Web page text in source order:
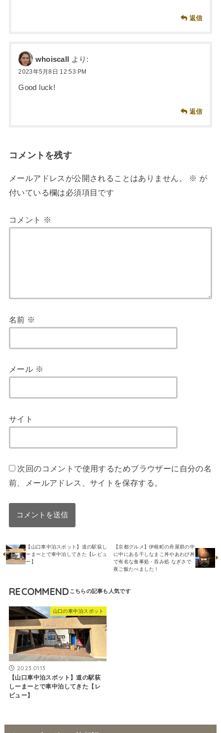
返信
whoiscall より:
2023年5月8日 12:53 PM
Good luck!
返信
コメントを残す
メールアドレスが公開されることはありません。 ※ が
付いている欄は必須項目です
コメント ※
名前 ※
メール ※
サイト
次回のコメントで使用するためブラウザーに自分の名
前、メールアドレス、サイトを保存する。
【山口車中泊スポット】道の駅荻し
ーまーとで車中泊してきた【レビュ
ー】
【京都グルメ】伊根町の舟屋群の中
に中にある干しなまこ丼やあわび丼
で有名な食事処・吞み処 なぎさで
夜ご飯たべました！
RECOMMEND
山口の車中泊スポット
2023.01.13
【山口車中泊スポット】道の駅荻
しーまーとで車中泊してきた【レ
ビュー】